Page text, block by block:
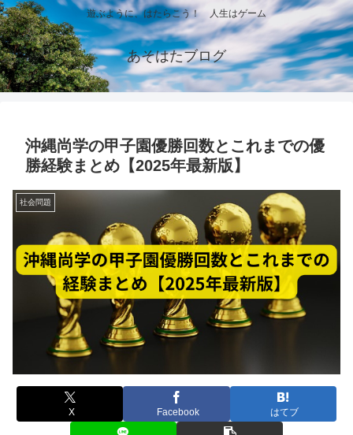
遊ぶように、はたらこう！ 人生はゲーム
あそはたブログ
沖縄尚学の甲子園優勝回数とこれまでの優
勝経験まとめ【2025年最新版】
社会問題
X Facebook はてブ